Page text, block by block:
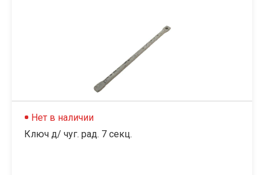
Нет в наличии
Ключ д/ чуг. рад. 7 секц.